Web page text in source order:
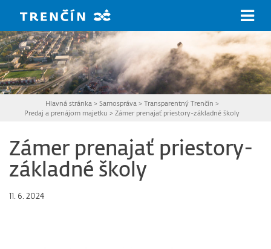
Hlavná stránka > Samospráva > Transparentný Trenčín >
Predaj a prenájom majetku >Zámer prenajať priestory-základné školy
Zámer prenajať priestory-
základné školy
11. 6. 2024